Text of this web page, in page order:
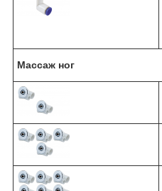
Массаж ног